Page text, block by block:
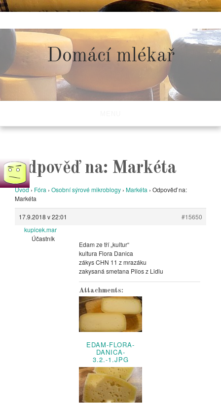
to
content
Domácí mlékař
Odpověď na: Markéta
Úvod › Fóra › Osobní sýrové mikroblogy › Markéta › Odpověď na:
Markéta
17.9.2018 v 22:01
#15650
kupicek.mar
Účastník
Edam ze tří „kultur“
kultura Flora Danica
zákys CHN 11 z mrazáku
zakysaná smetana Pilos z Lidlu
Attachments:
EDAM-FLORA-
DANICA-
3.2.-1.JPG